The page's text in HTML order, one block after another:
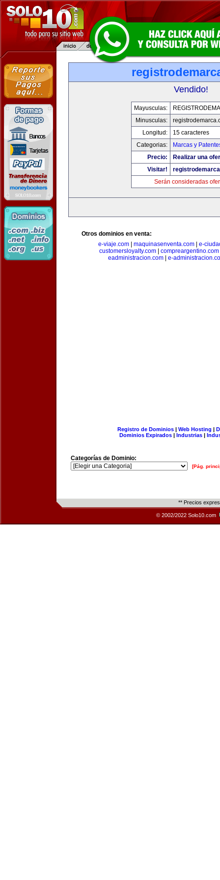
Vendido!
Mayusculas:
Minusculas:
Longitud:
15 caracteres
Categorias:
Marcas y
Precio:
Realizar una
Visitar!
Serán consideradas
Otros dominios en venta:
e-viaje.com| maquinasenventa.com| e-
customersloyalty.com| compreargentino.com
eadministracion.com
e-
Registro de Dominios| Web Hosting |
Dominios Expirados | Industrias |
Categorías de Dominio:
[Pág.
** Precios
© 2002/2022 Solo10.com